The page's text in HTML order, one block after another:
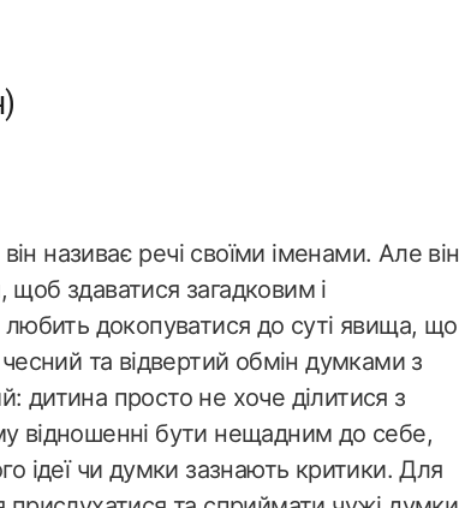
називає речі своїми іменами. Але він
здаватися загадковим і
докопуватися до суті явища, що
та відвертий обмін думками з
дитина просто не хоче ділитися з
відношенні бути нещадним до себе,
ідеї чи думки зазнають критики. Для